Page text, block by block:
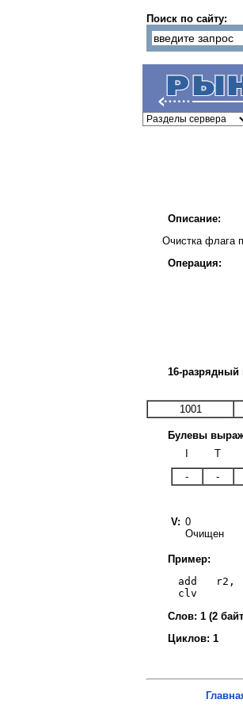
Поиск по сайту:
Описание:
Очистка флага
Операция:
16-разрядный
1001
Булевы
T
-
-
V: 0
Oчищен
Пример:
add   r2,
Слов: 1 (2
Циклов: 1